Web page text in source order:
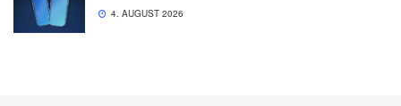
4. AUGUST 2026